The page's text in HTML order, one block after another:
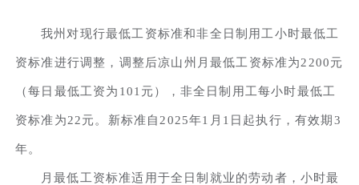
我州对现行最低工资标准和非全日制用工小时最低工
资标准进行调整，调整后凉山州月最低工资标准为2200元
（每日最低工资为101元），非全日制用工每小时最低工
资标准为22元。新标准自2025年1月1日起执行，有效期3
年。
月最低工资标准适用于全日制就业的劳动者，小时最